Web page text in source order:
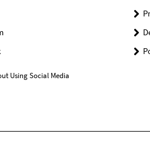
Using Social Media